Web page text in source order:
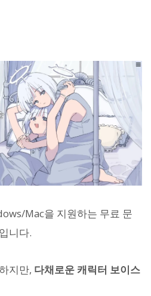
Mac을 지원하는 무료 문
니다.
지만, 다채로운 캐릭터 보이스